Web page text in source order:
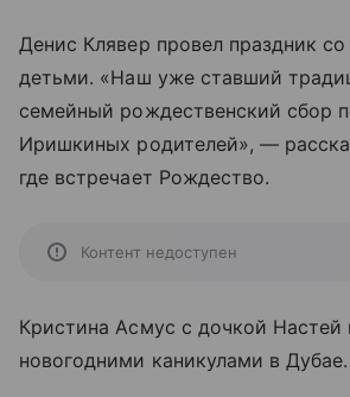
Денис Клявер провел праздник
детьми. «Наш уже ставший
семейный рождественский сбор
Иришкиных родителей», —
где встречает Рождество.
Контент недоступен
Кристина Асмус с дочкой Настей
новогодними каникулами в Дубае.